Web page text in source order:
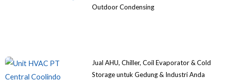
Outdoor Condensing
Jual AHU, Chiller, Coil Evaporator & Cold
Storage untuk Gedung & Industri Anda